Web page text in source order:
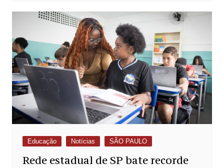
Educação Notícias SÃO PAULO
Rede estadual de SP bate recorde